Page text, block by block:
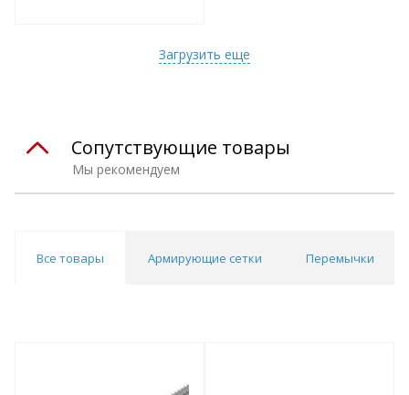
Загрузить еще
Мы рекомендуем
Сопутствующие товары
Все товары Армирующие сетки Перемычки